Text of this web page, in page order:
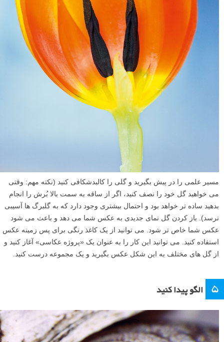
مسیر علمی را در پیش بگیرید و گلی را کالبدشکافی کنید (نکته مهم: وقتی
می خواهید گل خود را نصف کنید، اگر از ساقه به سمت بالا بُرش را انجام
بدهید ساده تر خواهد بود و احتمال بیشتری وجود دارد که به گلبرگ ها آسیبی
نرسد). باز کردن گل نمای جدیدی به عکس شما می دهد و باعث می شود
عکس شما خاص تر شود. می توانید از یک کاغذ رنگی برای پس زمینه عکس
استفاده کنید. می توانید این کار را به عنوان یک «پروژه عکاسی» آغاز کنید و
از گل های مختلف به این شکل عکس بگیرید و یک مجموعه درست کنید.
۵ الگو پیدا کنید